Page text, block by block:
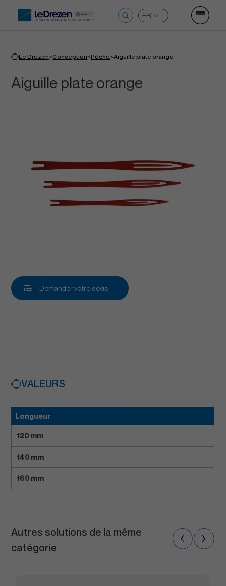
Ouvrir
Rechercher :
Le Drezen>Conception>Pêche>Aiguille plate orange
Aiguille plate orange
Demander votre devis
VALEURS
Longueur
120 mm
140 mm
160 mm
Autres solutions de la même
catégorie